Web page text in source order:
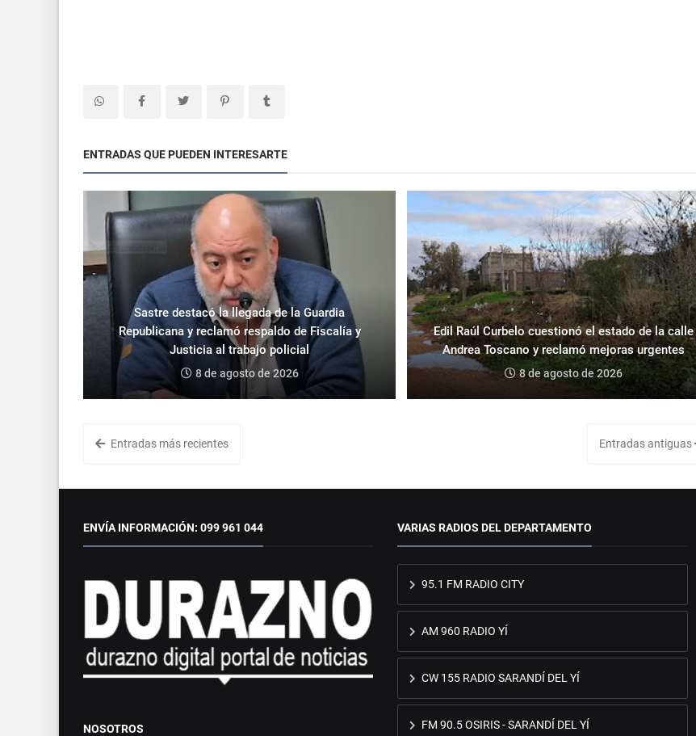
ENTRADAS QUE PUEDEN INTERESARTE
Sastre destacó la llegada de la Guardia
Republicana y reclamó respaldo de Fiscalía y
Justicia al trabajo policial
8 de agosto de 2026
Edil Raúl Curbelo cuestionó el estado de la calle
Andrea Toscano y reclamó mejoras urgentes
8 de agosto de 2026
Entradas más recientes Entradas antiguas
ENVÍA INFORMACIÓN: 099 961 044
NOSOTROS
VARIAS RADIOS DEL DEPARTAMENTO
95.1 FM RADIO CITY
AM 960 RADIO YÍ
CW 155 RADIO SARANDÍ DEL YÍ
FM 90.5 OSIRIS - SARANDÍ DEL YÍ